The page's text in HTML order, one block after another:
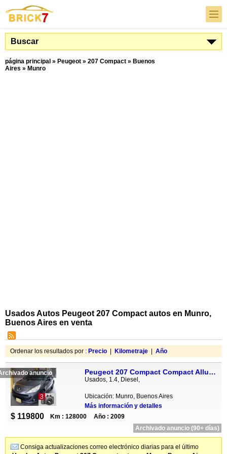
Buscar
página principal » Peugeot » 207 Compact » Buenos
Aires » Munro
Usados Autos Peugeot 207 Compact autos en Munro,
Buenos Aires en venta
Ordenar los resultados por : Precio Kilometraje Año
anuncio
3
Peugeot 207 Compact Compact Allure 1.4 HDi 5P
Usados, 1.4, Diesel,
Ubicación: Munro, Buenos Aires
Más información y detalles
$ 119800 Km : 128000
Año : 2009
Archivado anuncio (90+ días)
Consiga actualizaciones correo electrónico diarias para el último